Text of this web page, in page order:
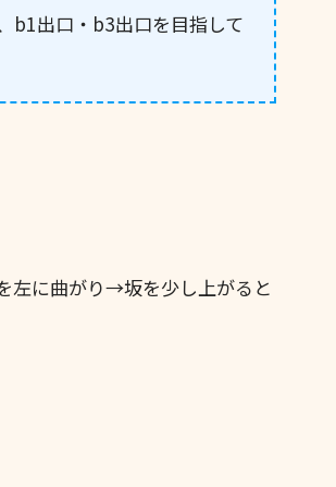
b1出口・b3出口を目指して
左に曲がり→坂を少し上がると